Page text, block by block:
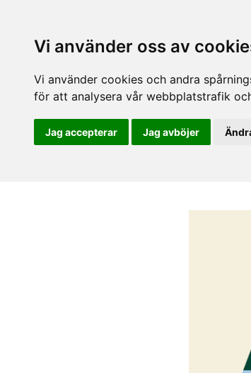
Vi använder oss av
Vi använder cookies och andra
för att analysera vår webbplatstrafik
Jag accepterar Jag avböjer